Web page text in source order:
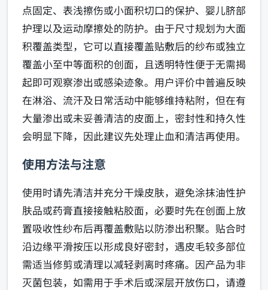
点固定、表浅擦伤或小面积切口的保护、婴儿脐部
护理以及运动摩擦处的防护。由于尺寸规划为大面
积覆盖类型，它可以直接覆盖贴敷后的纱布或独立
覆盖小至中等面积的创面，且透明特性便于无需揭
起即可观察渗出或感染迹象。用户评价中普遍反映
在淋浴、流汗及日常活动中能够维持粘附，但在有
大量渗出或未妥善清洁的皮面上，密封性和持久性
会明显下降，因此建议先处理止血和清洁再使用。
使用方法与注意
使用时请先清洁并充分干燥皮肤，避免涂抹油性护
肤品或药膏直接接触粘胶面，必要时先在创面上放
置吸收性纱布后再覆盖敷贴以防渗出积聚。贴合时
沿边缘平滑按压以形成良好密封，遇皮毛较多部位
需适当修剪或清理以减轻剥离时疼痛。因产品为非
灭菌包装，如需用于手术后或深层开放伤口，请遵